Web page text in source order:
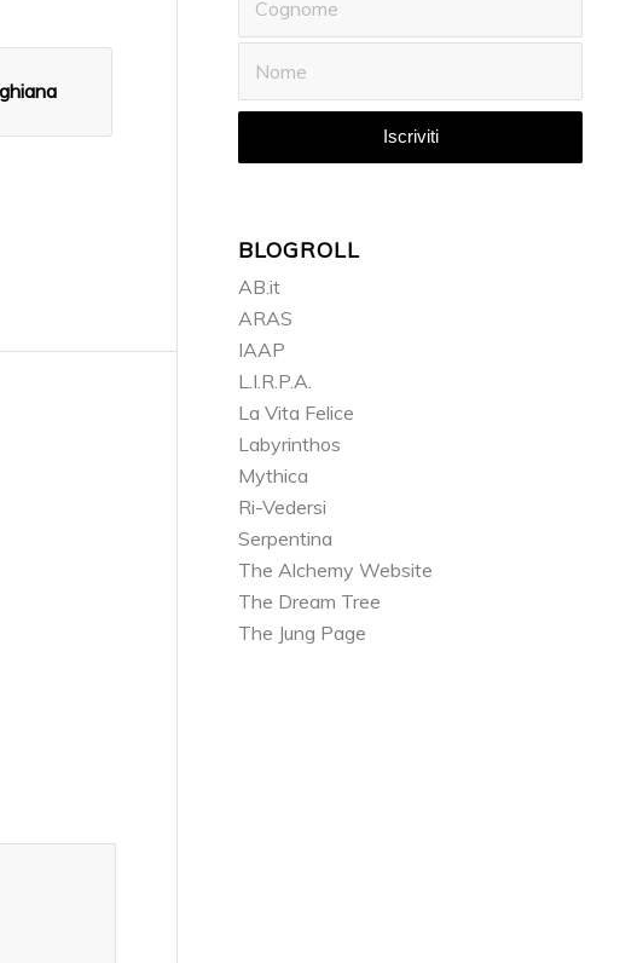
BLOGROLL
AB.it
ARAS
IAAP
L.I.R.P.A.
La Vita Felice
Labyrinthos
Mythica
Ri-Vedersi
Serpentina
The Alchemy Website
The Dream Tree
The Jung Page